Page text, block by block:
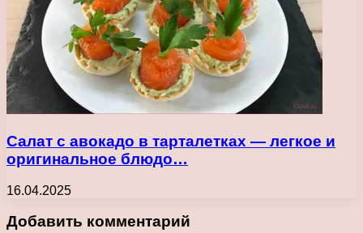
Салат с авокадо в тарталетках — легкое и
оригинальное блюдо…
16.04.2025
Добавить комментарий